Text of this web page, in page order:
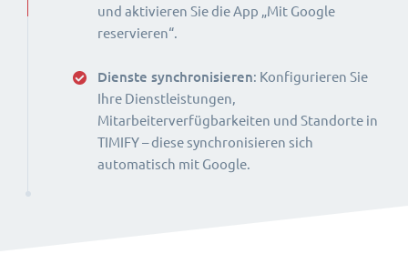
und aktivieren Sie die App „Mit Google
reservieren“.
Dienste synchronisieren: Konfigurieren Sie
Ihre Dienstleistungen,
Mitarbeiterverfügbarkeiten und Standorte in
TIMIFY – diese synchronisieren sich
automatisch mit Google.